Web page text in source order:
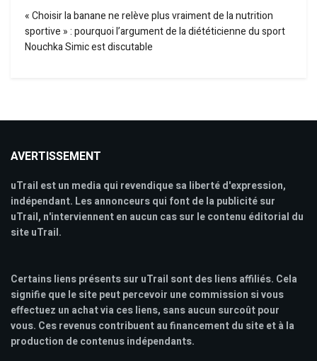
« Choisir la banane ne relève plus vraiment de la nutrition
sportive » : pourquoi l’argument de la diététicienne du sport
Nouchka Simic est discutable
AVERTISSEMENT
uTrail est un media qui revendique sa liberté d'expression,
indépendant. Les annonceurs qui font de la publicité sur
uTrail, n'interviennent en aucun cas sur le contenu éditorial du
site uTrail.
Certains liens présents sur uTrail sont des liens affiliés. Cela
signifie que le site peut percevoir une commission si vous
effectuez un achat via ces liens, sans aucun surcoût pour
vous. Ces revenus contribuent au financement du site et à la
production de contenus indépendants.